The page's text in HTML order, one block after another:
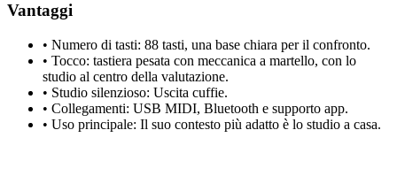
Vantaggi
• Numero di tasti: 88 tasti, una base chiara per il confronto.
• Tocco: tastiera pesata con meccanica a martello, con lo
studio al centro della valutazione.
• Studio silenzioso: Uscita cuffie.
• Collegamenti: USB MIDI, Bluetooth e supporto app.
• Uso principale: Il suo contesto più adatto è lo studio a casa.